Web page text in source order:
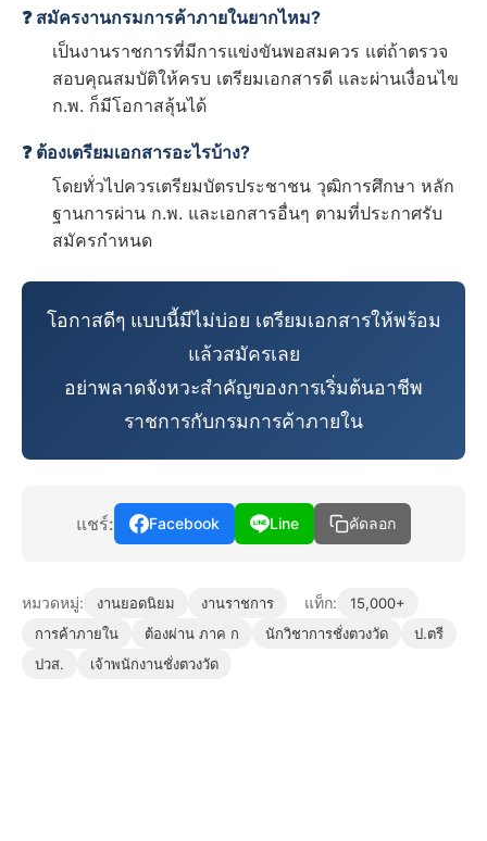
❓ สมัครงานกรมการค้าภายในยากไหม?
เป็นงานราชการที่มีการแข่งขันพอสมควร แต่ถ้าตรวจ
สอบคุณสมบัติให้ครบ เตรียมเอกสารดี และผ่านเงื่อนไข
ก.พ. ก็มีโอกาสลุ้นได้
❓ ต้องเตรียมเอกสารอะไรบ้าง?
โดยทั่วไปควรเตรียมบัตรประชาชน วุฒิการศึกษา หลัก
ฐานการผ่าน ก.พ. และเอกสารอื่นๆ ตามที่ประกาศรับ
สมัครกำหนด
โอกาสดีๆ แบบนี้มีไม่บ่อย เตรียมเอกสารให้พร้อม
แล้วสมัครเลย
อย่าพลาดจังหวะสำคัญของการเริ่มต้นอาชีพ
ราชการกับกรมการค้าภายใน
แชร์: Facebook Line คัดลอก
หมวดหมู่: งานยอดนิยม งานราชการ แท็ก:
15,000+
การค้าภายใน
ต้องผ่าน ภาค ก นักวิชาการชั่งตวงวัด
ป.ตรี
ปวส.
เจ้าพนักงานชั่งตวงวัด